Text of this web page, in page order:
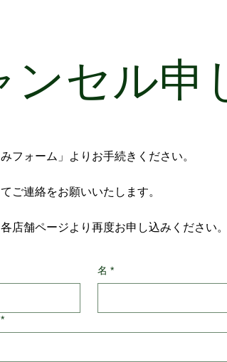
ンセル申
フォーム」よりお手続きください。
ご連絡をお願いいたします。
店舗ページより再度お申し込みください。
名 *
*